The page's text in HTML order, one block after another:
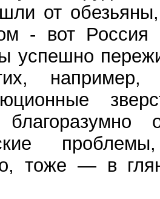
от
- вот Россия
успешно
например,
благоразумно
тоже — в